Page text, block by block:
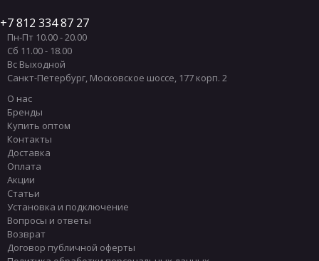
7 812 334 87 27
Пн-Пт 10.00 - 20.00
Сб 11.00 - 18.00
Вс Выходной
Санкт-Петербург, Московское шоссе, 177 корп. 2
О нас
Бренды
Купить оптом
Контакты
Доставка
Оплата
Акции
Статьи
Установка и подключение
Вопросы и ответы
Возврат
Договор публичной оферты